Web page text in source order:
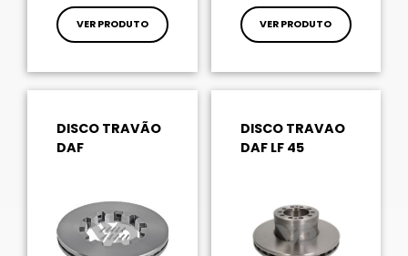
VER PRODUTO VER PRODUTO
DISCO TRAVÃO
DAF
DISCO TRAVAO
DAF LF 45